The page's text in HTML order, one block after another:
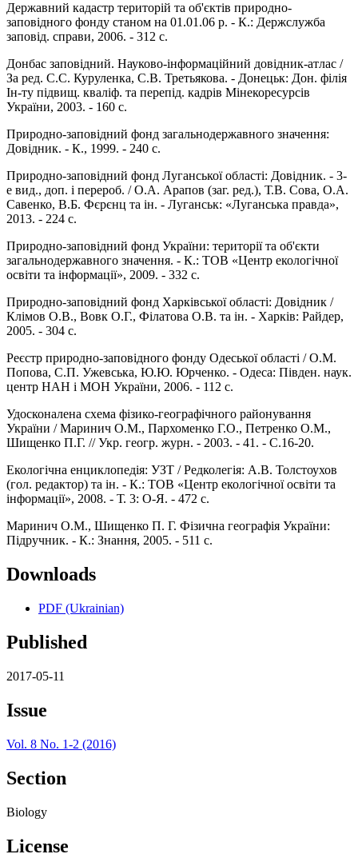
Державний кадастр територій та об'єктів природно-
заповідного фонду станом на 01.01.06 р. - К.: Держслужба
заповід. справи, 2006. - 312 с.
Донбас заповідний. Науково-інформаційний довідник-атлас /
За ред. С.С. Куруленка, С.В. Третьякова. - Донецьк: Дон. філія
Ін-ту підвищ. кваліф. та перепід. кадрів Мінекоресурсів
України, 2003. - 160 с.
Природно-заповідний фонд загальнодержавного значення:
Довідник. - К., 1999. - 240 с.
Природно-заповідний фонд Луганської області: Довідник. - 3-
е вид., доп. і перероб. / О.А. Арапов (заг. ред.), Т.B. Сова, О.А.
Cавенко, В.Б. Фєрєнц та ін. - Луганськ: «Луганська правда»,
2013. - 224 с.
Природно-заповідний фонд України: території та об'єкти
загальнодержавного значення. - К.: ТОВ «Центр екологічної
освіти та інформації», 2009. - 332 с.
Природно-заповідний фонд Харківської області: Довідник /
Клімов О.В., Вовк О.Г., Філатова О.В. та ін. - Харків: Райдер,
2005. - 304 с.
Реєстр природно-заповідного фонду Одеської області / О.М.
Попова, С.П. Ужевська, Ю.Ю. Юрченко. - Одеса: Півден. наук.
центр НАН і МОН України, 2006. - 112 с.
Удосконалена схема фізико-географічного районування
України / Маринич О.М., Пархоменко Г.О., Петренко О.М.,
Шищенко П.Г. // Укр. геогр. журн. - 2003. - 41. - С.16-20.
Екологічна енциклопедія: УЗТ / Редколегія: А.В. Толстоухов
(гол. редактор) та ін. - К.: ТОВ «Центр екологічної освіти та
інформації», 2008. - Т. 3: О-Я. - 472 с.
Маринич О.М., Шищенко П. Г. Фізична географія України:
Підручник. - К.: Знання, 2005. - 511 с.
Downloads
PDF (Ukrainian)
Published
2017-05-11
Issue
Vol. 8 No. 1-2 (2016)
Section
Biology
License